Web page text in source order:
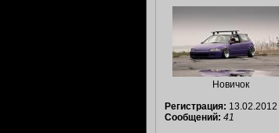
Новичок
Регистрация: 13.02.2012
Сообщений: 41